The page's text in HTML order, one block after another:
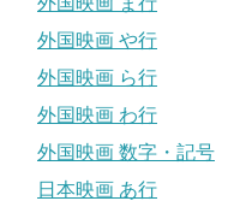
外国映画 や行
外国映画 ら行
外国映画 わ行
外国映画 数字・記号
日本映画 あ行